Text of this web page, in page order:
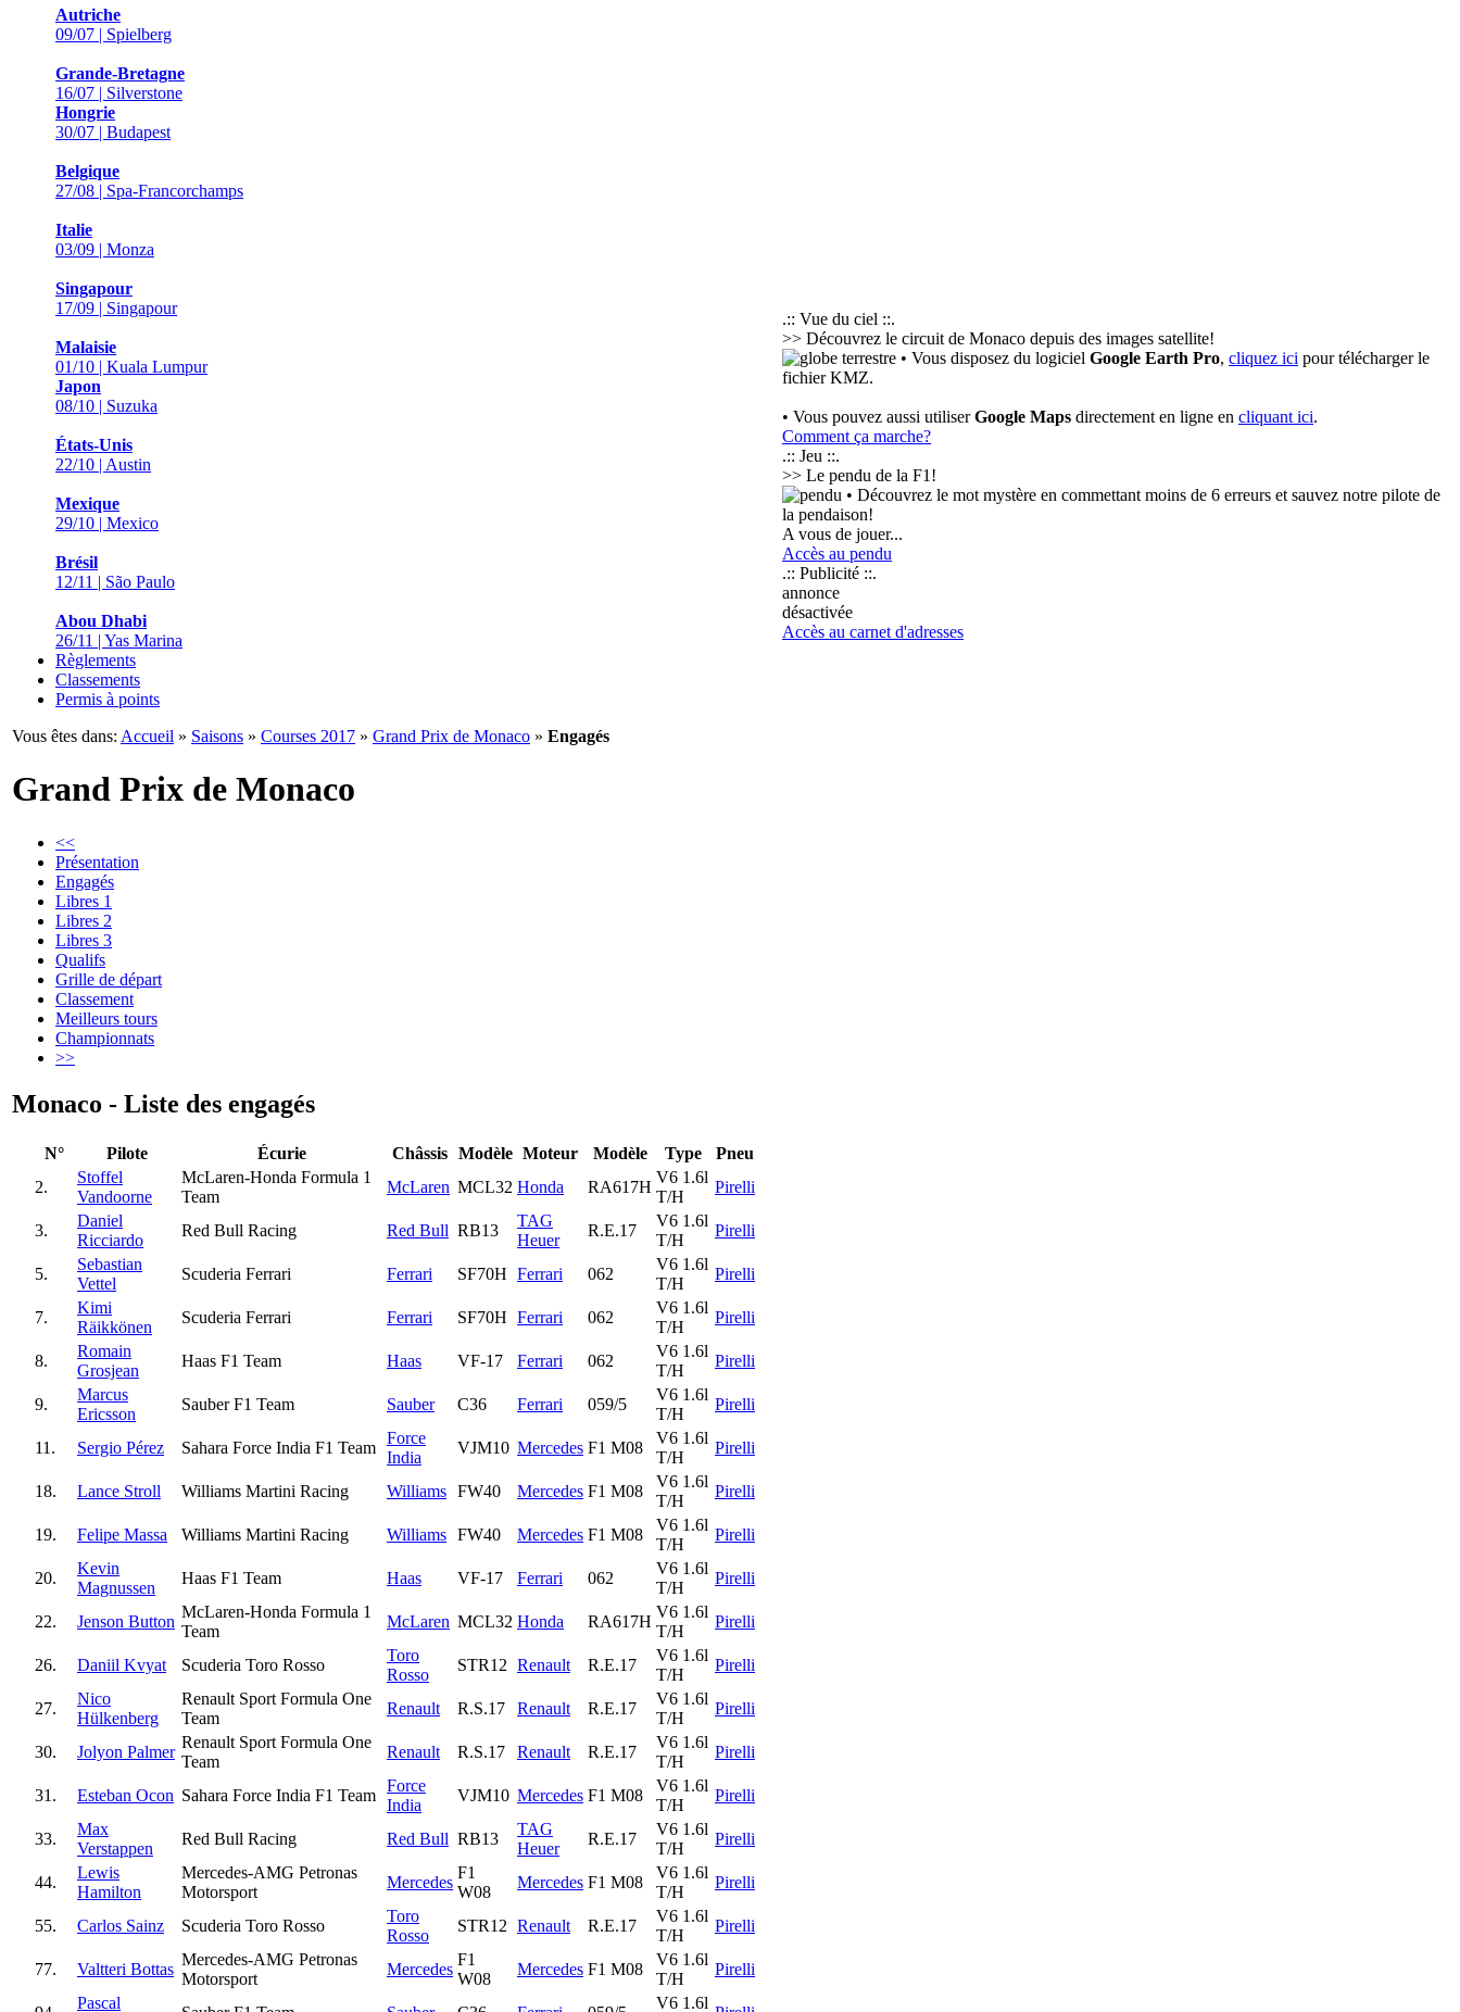
Autriche
09/07 | Spielberg
Grande-Bretagne
16/07 | Silverstone
Hongrie
30/07 | Budapest
Belgique
27/08 | Spa-Francorchamps
Italie
03/09 | Monza
Singapour
17/09 | Singapour
Malaisie
01/10 | Kuala Lumpur
Japon
08/10 | Suzuka
États-Unis
22/10 | Austin
Mexique
29/10 | Mexico
Brésil
12/11 | São Paulo
Abou Dhabi
26/11 | Yas Marina
Règlements
Classements
Permis à points
Vous êtes dans: Accueil » Saisons » Courses 2017 » Grand Prix de Monaco » Engagés
Grand Prix de Monaco
<<
Présentation
Engagés
Libres 1
Libres 2
Libres 3
Qualifs
Grille de départ
Classement
Meilleurs tours
Championnats
>>
Monaco - Liste des engagés
N° Pilote Écurie Châssis Modèle Moteur Modèle Type
Pneu
2.
Stoffel
Vandoorne
McLaren-Honda Formula 1
Team
McLaren MCL32 Honda RA617H
V6 1.6l
T/H
Pirelli
3.
Daniel
Ricciardo
Red Bull Racing Red Bull RB13
TAG
Heuer
R.E.17
V6 1.6l
T/H
Pirelli
5.
Sebastian
Vettel
Scuderia Ferrari Ferrari SF70H Ferrari 062
V6 1.6l
T/H
Pirelli
7.
Kimi
Räikkönen
Scuderia Ferrari Ferrari SF70H Ferrari 062
V6 1.6l
T/H
Pirelli
8.
Romain
Grosjean
Haas F1 Team Haas VF-17 Ferrari 062
V6 1.6l
T/H
Pirelli
9.
Marcus
Ericsson
Sauber F1 Team Sauber C36 Ferrari 059/5
V6 1.6l
T/H
Pirelli
11. Sergio Pérez Sahara Force India F1 Team
Force
India
VJM10 Mercedes F1 M08
V6 1.6l
T/H
Pirelli
18. Lance Stroll Williams Martini Racing Williams FW40 Mercedes F1 M08
V6 1.6l
T/H
Pirelli
19. Felipe Massa Williams Martini Racing Williams FW40 Mercedes F1 M08
V6 1.6l
T/H
Pirelli
20.
Kevin
Magnussen
Haas F1 Team Haas VF-17 Ferrari 062
V6 1.6l
T/H
Pirelli
22. Jenson Button
McLaren-Honda Formula 1
Team
McLaren MCL32 Honda RA617H
V6 1.6l
T/H
Pirelli
26. Daniil Kvyat Scuderia Toro Rosso
Toro
Rosso
STR12 Renault R.E.17
V6 1.6l
T/H
Pirelli
27.
Nico
Hülkenberg
Renault Sport Formula One
Team
Renault R.S.17 Renault R.E.17
V6 1.6l
T/H
Pirelli
30. Jolyon Palmer
Renault Sport Formula One
Team
Renault R.S.17 Renault R.E.17
V6 1.6l
T/H
Pirelli
31. Esteban Ocon Sahara Force India F1 Team
Force
India
VJM10 Mercedes F1 M08
V6 1.6l
T/H
Pirelli
33.
Max
Verstappen
Red Bull Racing Red Bull RB13
TAG
Heuer
R.E.17
V6 1.6l
T/H
Pirelli
44.
Lewis
Hamilton
Mercedes-AMG Petronas
Motorsport
Mercedes
F1
W08
Mercedes F1 M08
V6 1.6l
T/H
Pirelli
55. Carlos Sainz Scuderia Toro Rosso
Toro
Rosso
STR12 Renault R.E.17
V6 1.6l
T/H
Pirelli
77. Valtteri Bottas
Mercedes-AMG Petronas
Motorsport
Mercedes
F1
W08
Mercedes F1 M08
V6 1.6l
T/H
Pirelli
Pascal
V6 1.6l
.:: Vue du ciel ::.
>> Découvrez le circuit de Monaco depuis des images satellite!
• Vous disposez du logiciel Google Earth Pro, cliquez ici pour télécharger le
fichier KMZ.
• Vous pouvez aussi utiliserGoogle Maps directement en ligne en cliquant ici.
Comment ça marche?
.:: Jeu ::.
>> Le pendu de la F1!
• Découvrez le mot mystère en commettant moins de 6 erreurs et sauvez notre pilote de
la pendaison!
A vous de jouer...
Accès au pendu
.:: Publicité ::.
annonce
désactivée
Accès au carnet d'adresses